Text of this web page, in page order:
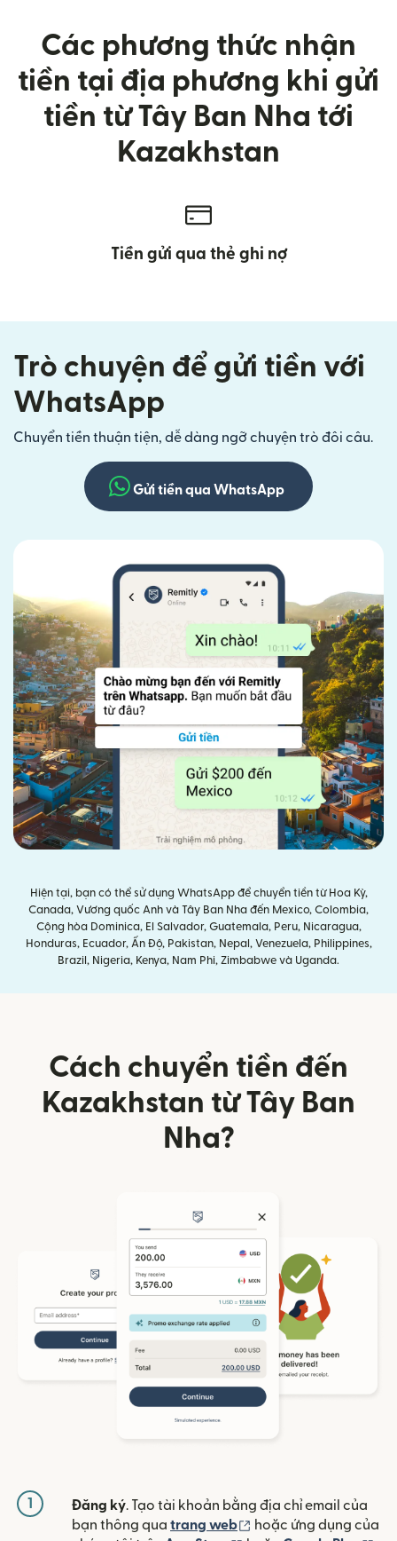
Các phương thức nhận
tiền tại địa phương khi gửi
tiền từ Tây Ban Nha tới
Kazakhstan
Tiền gửi qua thẻ ghi nợ
Trò chuyện để gửi tiền với
WhatsApp
Chuyển tiền thuận tiện, dễ dàng ngỡ chuyện trò đôi câu.
Gửi tiền qua WhatsApp
Hiện tại, bạn có thể sử dụng WhatsApp để chuyển tiền từ Hoa Kỳ,
Canada, Vương quốc Anh và Tây Ban Nha đến Mexico, Colombia,
Cộng hòa Dominica, El Salvador, Guatemala, Peru, Nicaragua,
Honduras, Ecuador, Ấn Độ, Pakistan, Nepal, Venezuela, Philippines,
Brazil, Nigeria, Kenya, Nam Phi, Zimbabwe và Uganda.
Cách chuyển tiền đến
Kazakhstan từ Tây Ban
Nha?
1 Đăng ký. Tạo tài khoản bằng địa chỉ email của
bạn thông qua trang web (mở trong cửa sổ mới)
hoặc ứng dụng của